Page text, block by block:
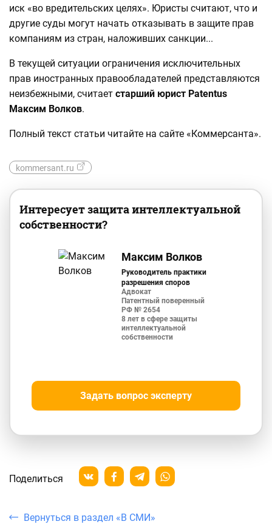
иск «во вредительских целях». Юристы считают, что и
другие суды могут начать отказывать в защите прав
компаниям из стран, наложивших санкции...
В текущей ситуации ограничения исключительных
прав иностранных правообладателей представляются
неизбежными, считает старший юрист Patentus
Максим Волков.
Полный текст статьи читайте на сайте «Коммерсанта».
kommersant.ru
Интересует защита интеллектуальной
собственности?
Максим Волков
Руководитель практики
разрешения споров
Адвокат
Патентный поверенный
РФ № 2654
8 лет в сфере защиты
интеллектуальной
собственности
Задать вопрос эксперту
Поделиться
Вернуться в раздел «В СМИ»